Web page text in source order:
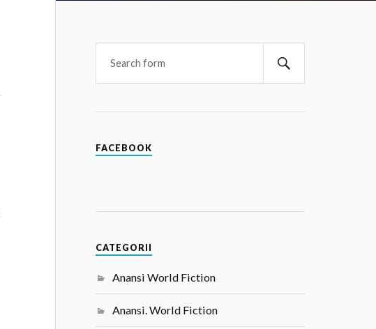
FACEBOOK
CATEGORII
Anansi World Fiction
Anansi. World Fiction